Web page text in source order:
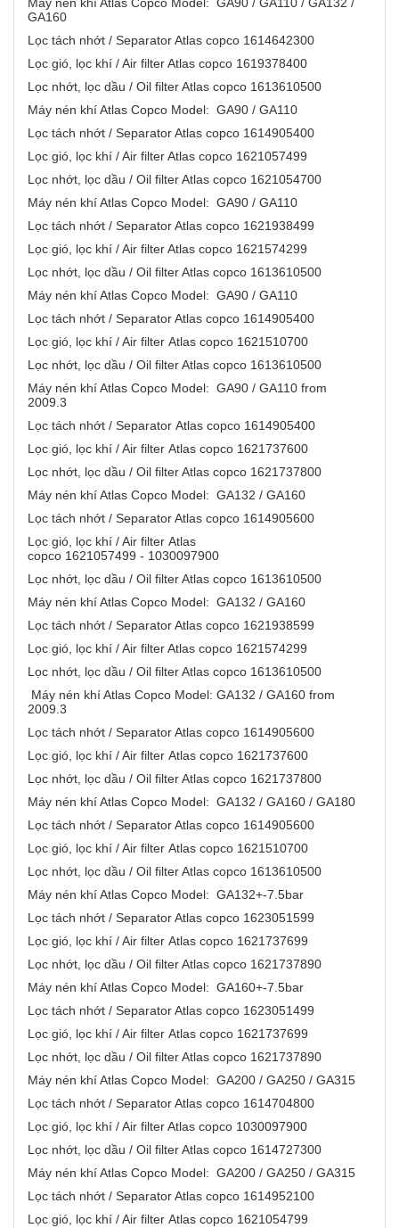
Máy nén khí Atlas Copco Model: GA90 / GA110 / GA132 /
GA160
Lọc tách nhớt / Separator Atlas copco 1614642300
Lọc gió, lọc khí / Air filter Atlas copco 1619378400
Lọc nhớt, lọc dầu / Oil filter Atlas copco 1613610500
Máy nén khí Atlas Copco Model: GA90 / GA110
Lọc tách nhớt / Separator Atlas copco 1614905400
Lọc gió, lọc khí / Air filter Atlas copco 1621057499
Lọc nhớt, lọc dầu / Oil filter Atlas copco 1621054700
Máy nén khí Atlas Copco Model: GA90 / GA110
Lọc tách nhớt / Separator Atlas copco 1621938499
Lọc gió, lọc khí / Air filter Atlas copco 1621574299
Lọc nhớt, lọc dầu / Oil filter Atlas copco 1613610500
Máy nén khí Atlas Copco Model: GA90 / GA110
Lọc tách nhớt / Separator Atlas copco 1614905400
Lọc gió, lọc khí / Air filter Atlas copco 1621510700
Lọc nhớt, lọc dầu / Oil filter Atlas copco 1613610500
Máy nén khí Atlas Copco Model: GA90 / GA110 from
2009.3
Lọc tách nhớt / Separator Atlas copco 1614905400
Lọc gió, lọc khí / Air filter Atlas copco 1621737600
Lọc nhớt, lọc dầu / Oil filter Atlas copco 1621737800
Máy nén khí Atlas Copco Model: GA132 / GA160
Lọc tách nhớt / Separator Atlas copco 1614905600
Lọc gió, lọc khí / Air filter Atlas
copco 1621057499 - 1030097900
Lọc nhớt, lọc dầu / Oil filter Atlas copco 1613610500
Máy nén khí Atlas Copco Model: GA132 / GA160
Lọc tách nhớt / Separator Atlas copco 1621938599
Lọc gió, lọc khí / Air filter Atlas copco 1621574299
Lọc nhớt, lọc dầu / Oil filter Atlas copco 1613610500
Máy nén khí Atlas Copco Model: GA132 / GA160 from
2009.3
Lọc tách nhớt / Separator Atlas copco 1614905600
Lọc gió, lọc khí / Air filter Atlas copco 1621737600
Lọc nhớt, lọc dầu / Oil filter Atlas copco 1621737800
Máy nén khí Atlas Copco Model: GA132 / GA160 / GA180
Lọc tách nhớt / Separator Atlas copco 1614905600
Lọc gió, lọc khí / Air filter Atlas copco 1621510700
Lọc nhớt, lọc dầu / Oil filter Atlas copco 1613610500
Máy nén khí Atlas Copco Model: GA132+-7.5bar
Lọc tách nhớt / Separator Atlas copco 1623051599
Lọc gió, lọc khí / Air filter Atlas copco 1621737699
Lọc nhớt, lọc dầu / Oil filter Atlas copco 1621737890
Máy nén khí Atlas Copco Model: GA160+-7.5bar
Lọc tách nhớt / Separator Atlas copco 1623051499
Lọc gió, lọc khí / Air filter Atlas copco 1621737699
Lọc nhớt, lọc dầu / Oil filter Atlas copco 1621737890
Máy nén khí Atlas Copco Model: GA200 / GA250 / GA315
Lọc tách nhớt / Separator Atlas copco 1614704800
Lọc gió, lọc khí / Air filter Atlas copco 1030097900
Lọc nhớt, lọc dầu / Oil filter Atlas copco 1614727300
Máy nén khí Atlas Copco Model: GA200 / GA250 / GA315
Lọc tách nhớt / Separator Atlas copco 1614952100
Lọc gió, lọc khí / Air filter Atlas copco 1621054799